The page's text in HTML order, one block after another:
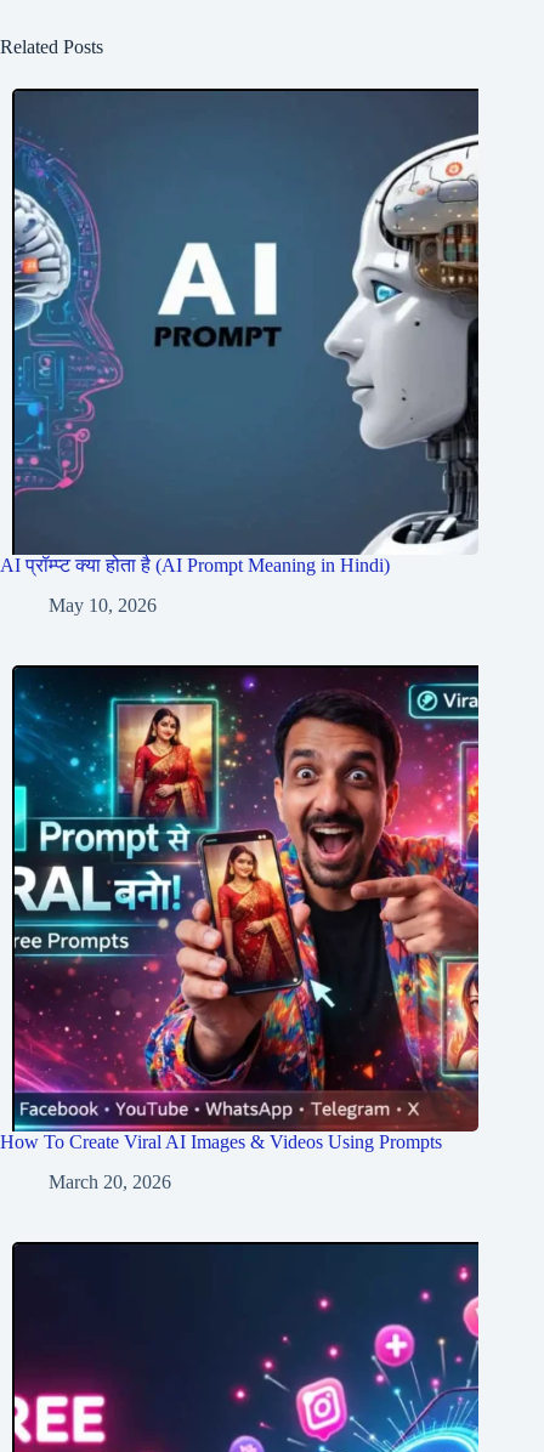
Related Posts
AI प्रॉम्प्ट क्या होता है (AI Prompt Meaning in Hindi)
May 10, 2026
How To Create Viral AI Images & Videos Using Prompts
March 20, 2026